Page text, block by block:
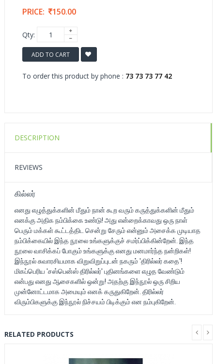
PRICE: 150.00
Qty:
ADD TO CART
To order this product by phone : 73 73 73 77 42
DESCRIPTION
REVIEWS
கில்லர்
எனது எழுத்துக்களின் மீதும் நான் கூற வரும் கருத்துக்களின் மீதும்
எனக்கு அதிக நம்பிக்கை உண்டு! அது என்றைக்காவது ஒரு நாள்
பெரும் மக்கள் கூட்டத்திட சென்று சேரும் என்னும் அசைக்க முடியாத
நம்பிக்கையில் இந்த நூலை உங்களுக்குச் சமர்ப்பிக்கின்றேன். இந்த
நூலை வாசிக்கப் போகும் உங்களுக்கு எனது மனமார்ந்த நன்றிகள்!
இந்நூல் சுவாரசியமாக விறுவிறுப்புடன் நகரும் 'திரில்லர் கதை'!
மிகப்பெரிய 'சஸ்பென்ஸ் திரில்லர்' புதினங்களை எழுத வேண்டும்
என்பது எனது ஆசைகளில் ஒன்று! அதற்கு இந்நூல் ஒரு சிறிய
முன்னோட்டமாக அமையும் எனக் கருதுகிறேன். திரில்லர்
விரும்பிகளுக்கு இந்நூல் நிச்சயம் பிடிக்கும் என நம்புகிறேன்.
RELATED PRODUCTS